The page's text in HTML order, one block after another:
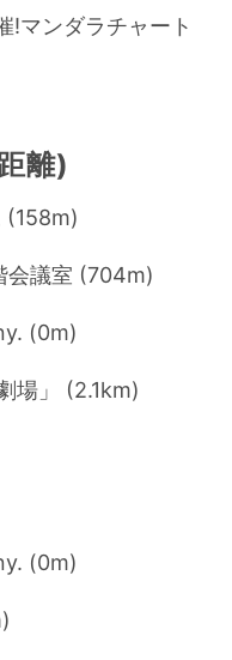
マンダラチャート
離)
(158m)
会議室 (704m)
(0m)
場」 (2.1km)
(0m)